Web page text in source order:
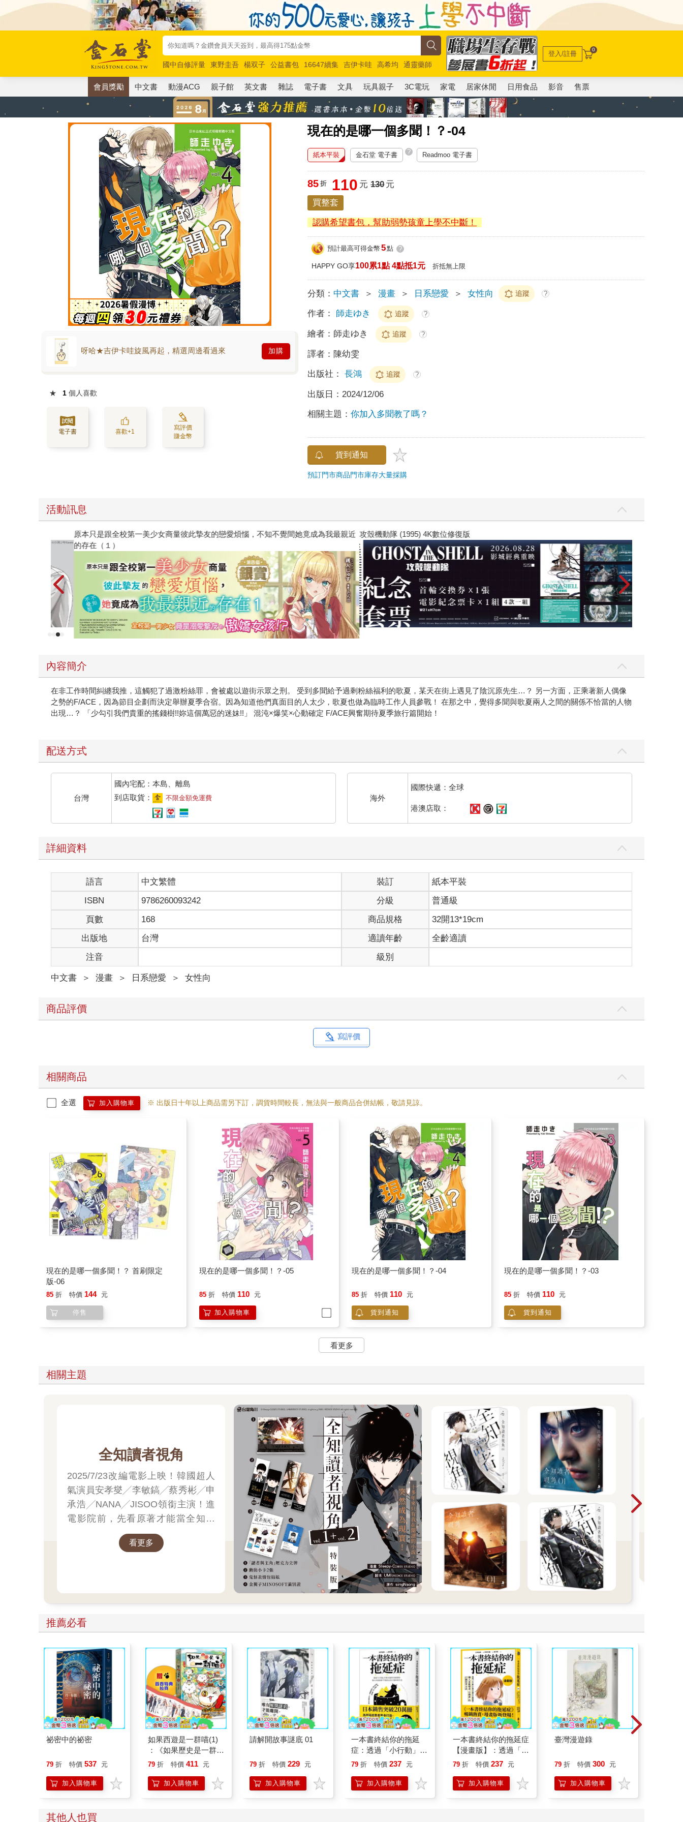
國中自修評量 東野圭吾 楊双子 公益書包 16647續集 吉伊卡哇 高希均
通靈藥師
唯紅花綻放
奧德賽 路邊攤新作 馬斯克 玩具總動員5 超慢跑
登入/註冊 0
會員獎勵 中文書 動漫ACG 親子館 英文書 雜誌 電子書 文具 玩具親子 3C電玩 家電 居家休閒 日用食品 影音 售票
現在的是哪一個多聞！？-04
呀哈★吉伊卡哇旋風再起，精選周邊看過來 加購
★ 1 個人喜歡
電子書 喜歡+1
寫評價
賺金幣
紙本平裝 金石堂 電子書 ? Readmoo 電子書
85 折 110 元 130元
買整套
認購希望書包，幫助弱勢孩童上學不中斷！
預計最高可得金幣 5點 ?
HAPPY GO享100累1點 4點抵1元 折抵無上限
分類： 中文書 ＞ 漫畫 ＞ 日系戀愛 ＞ 女性向 追蹤 ?
作者： 師走ゆき 追蹤 ?
繪者： 師走ゆき 追蹤 ?
譯者： 陳幼雯
出版社： 長鴻 追蹤 ?
出版日： 2024/12/06
相關主題：你加入多聞教了嗎？
貨到通知
預訂門市商品門市庫存大量採購
活動訊息
原本只是跟全校第一美少女商量彼此摯友的戀愛煩惱，不知不覺間她竟成為我最親近
的存在（１）
攻殼機動隊 (1995) 4K數位修復版
內容簡介
在非工作時間糾纏我推，這觸犯了過激粉絲罪，會被處以遊街示眾之刑。 受到多聞給予過剩粉絲福利的歌夏，某天在街上遇見了陰沉原先生…？ 另一方面，正乘著新人偶像
之勢的F/ACE，因為節目企劃而決定舉辦夏季合宿。因為知道他們真面目的人太少，歌夏也做為臨時工作人員參戰！ 在那之中，覺得多聞與歌夏兩人之間的關係不恰當的人物
出現…？ 「少勾引我們貴重的搖錢樹!!妳這個萬惡的迷妹!!」 混沌×爆笑×心動確定 F/ACE興奮期待夏季旅行篇開始！
配送方式
台灣
國內宅配：本島、離島
到店取貨：
不限金額免運費 海外
國際快遞：全球
港澳店取：
詳細資料
語言 中文繁體 裝訂
紙本平裝
ISBN
9786260093242 分級
普通級
頁數
168 商品規格
32開13*19cm
出版地
台灣 適讀年齡
全齡適讀
注音
級別
中文書 ＞ 漫畫 ＞ 日系戀愛 ＞ 女性向
商品評價
寫評價
相關商品
全選 加入購物車 ※ 出版日十年以上商品需另下訂，調貨時間較長，無法與一般商品合併結帳，敬請見諒。
現在的是哪一個多聞！？ 首刷限定
版-06
85 折 特價 144 元
停售
現在的是哪一個多聞！？-05
85 折 特價 110 元
加入購物車
現在的是哪一個多聞！？-04
85 折 特價 110 元
貨到通知
現在的是哪一個多聞！？-03
85 折 特價 110 元
貨到通知
看更多
相關主題
全知讀者視角
2025/7/23改編電影上映！韓國超人
氣演員安孝燮╱李敏鎬╱蔡秀彬╱申
承浩╱NANA╱JISOO領銜主演！進
電影院前，先看原著才能當全知讀
看更多
推薦必看
祕密中的祕密
79 折 特價 537 元
加入購物車
如果西遊是一群喵(1)
：《如果歷史是一群
喵》作者最新力作，附
79 折 特價 411 元
加入購物車
請解開故事謎底 01
79 折 特價 229 元
加入購物車
一本書終結你的拖延
症：透過「小行動」打
開大腦的行動開關，懶
的37個科學方法
79 折 特價 237 元
加入購物車
一本書終結你的拖延症
【漫畫版】：透過「小
行動」打開大腦的行動
「行動派」的37個科
學方法
79 折 特價 237 元
加入購物車
臺灣漫遊錄
79 折 特價 300 元
加入購物車
其他人也買